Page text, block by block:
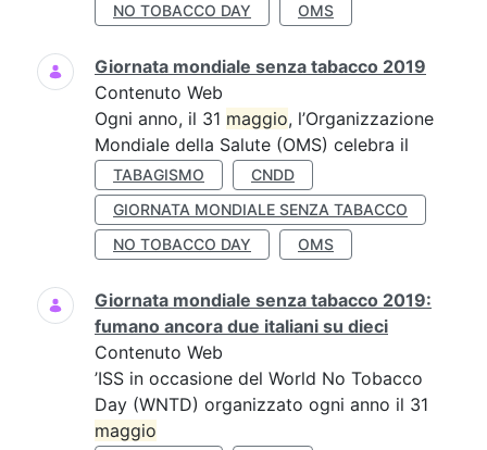
NO TOBACCO DAY
OMS
Giornata mondiale senza tabacco 2019
Contenuto Web
Ogni anno, il 31 maggio, l’Organizzazione
Mondiale della Salute (OMS) celebra il
TABAGISMO
CNDD
GIORNATA MONDIALE SENZA TABACCO
NO TOBACCO DAY
OMS
Giornata mondiale senza tabacco 2019:
fumano ancora due italiani su dieci
Contenuto Web
’ISS in occasione del World No Tobacco
Day (WNTD) organizzato ogni anno il 31
maggio